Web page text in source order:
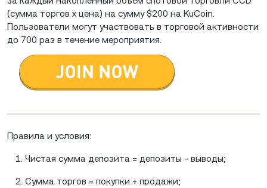
(сумма торгов x цена) на сумму $200 на KuCoin.
Пользователи могут участвовать в торговой активности
до 700 раз в течение мероприятия.
Правила и условия:
Чистая сумма депозита = депозиты - выводы;
Сумма торгов = покупки + продажи;